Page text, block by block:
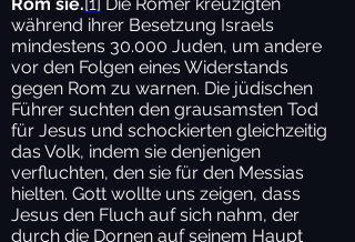
während ihrer Besetzung Israels
mindestens 30.000 Juden, um andere
vor den Folgen eines Widerstands
gegen Rom zu warnen. Die jüdischen
Führer suchten den grausamsten Tod
für Jesus und schockierten gleichzeitig
das Volk, indem sie denjenigen
verfluchten, den sie für den Messias
hielten. Gott wollte uns zeigen, dass
Jesus den Fluch auf sich nahm, der
durch die Dornen auf seinem Haupt